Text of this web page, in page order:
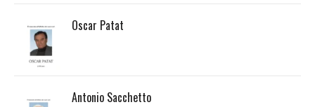
Oscar Patat
Antonio Sacchetto